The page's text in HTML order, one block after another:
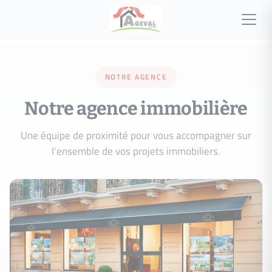
NOTRE AGENCE
Notre agence immobilière
Une équipe de proximité pour vous accompagner sur
l'ensemble de vos projets immobiliers.